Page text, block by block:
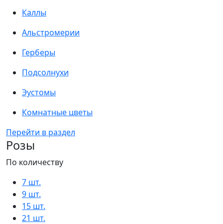
Каллы
Альстромерии
Герберы
Подсолнухи
Эустомы
Комнатные цветы
Перейти в раздел
Розы
По количеству
7 шт.
9 шт.
15 шт.
21 шт.